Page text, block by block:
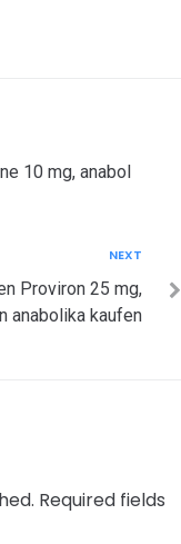
10 mg, anabol
NEXT
Proviron 25 mg,
anabolika kaufen
Required fields